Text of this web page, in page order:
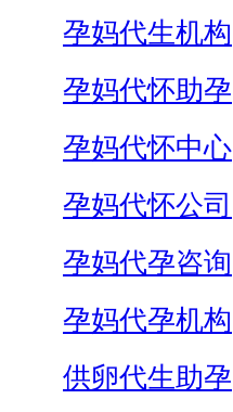
孕妈代生机构
孕妈代怀助孕
孕妈代怀中心
孕妈代怀公司
孕妈代孕咨询
孕妈代孕机构
供卵代生助孕